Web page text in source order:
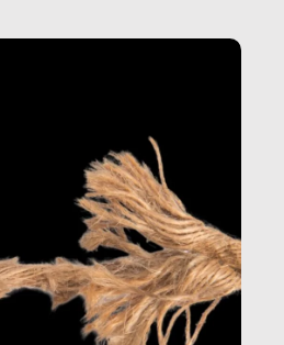
che fanno la nostra vita